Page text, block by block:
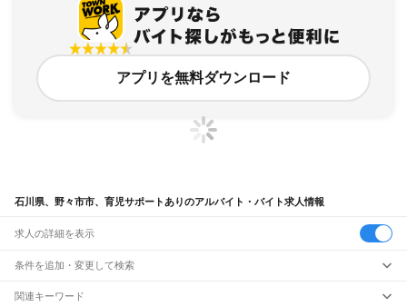
アプリを無料ダウンロード
石川県、野々市市、育児サポートありのアルバイト・バイト求人情報
求人の詳細を表示
条件を追加・変更して検索
市区町村を追加・変更
関連キーワード